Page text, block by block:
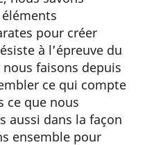
pour créer
à l’épreuve du
nous faisons depuis
ce qui compte
ce que nous
aussi dans la façon
ensemble pour